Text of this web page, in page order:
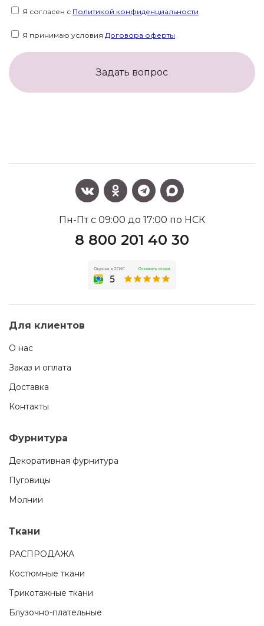
Я согласен с Политикой конфиденциальности
Я принимаю условия Договора оферты
Задать вопрос
Пн-Пт с 09:00 до 17:00 по НСК
8 800 201 40 30
Для клиентов
О нас
Заказ и оплата
Доставка
Контакты
Фурнитура
Декоративная фурнитура
Пуговицы
Молнии
Ткани
РАСПРОДАЖА
Костюмные ткани
Трикотажные ткани
Блузочно-плательные